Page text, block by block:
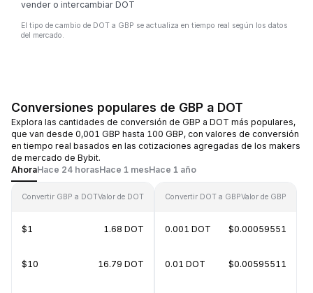
vender o intercambiar DOT
El tipo de cambio de DOT a GBP se actualiza en tiempo real según los datos
del mercado.
Conversiones populares de GBP a DOT
Explora las cantidades de conversión de GBP a DOT más populares,
que van desde 0,001 GBP hasta 100 GBP, con valores de conversión
en tiempo real basados en las cotizaciones agregadas de los makers
de mercado de Bybit.
AhoraHace 24 horasHace 1 mesHace 1 año
Convertir GBP a DOTValor de DOT
$1 1.68 DOT
$10 16.79 DOT
Convertir DOT a GBPValor de GBP
0.001 DOT $0.00059551
0.01 DOT $0.00595511